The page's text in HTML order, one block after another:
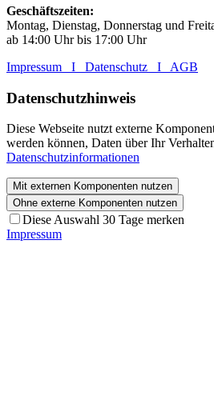
Geschäftszeiten:
Montag, Dienstag, Donnerstag und
ab 14:00 Uhr bis 17:00 Uhr
Impressum I Datenschutz I AGB
Datenschutzhinweis
Diese Webseite nutzt externe
werden können, Daten über Ihr
Datenschutzinformationen
Mit externen Komponenten nutzen
Ohne externe Komponenten nutzen
Diese Auswahl 30 Tage merken
Impressum